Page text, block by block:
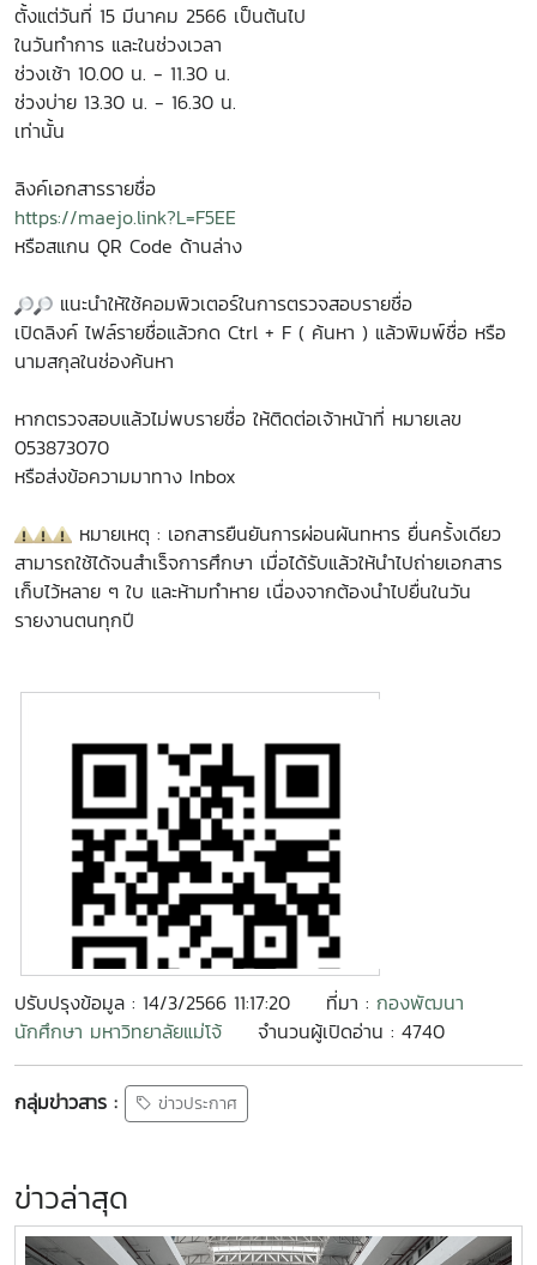
ตั้งแต่วันที่ 15 มีนาคม 2566 เป็นต้นไป
ในวันทำการ และในช่วงเวลา
ช่วงเช้า 10.00 น. - 11.30 น.
ช่วงบ่าย 13.30 น. - 16.30 น.
เท่านั้น
ลิงค์เอกสารรายชื่อ
https://maejo.link?L=F5EE
หรือสแกน QR Code ด้านล่าง
แนะนำให้ใช้คอมพิวเตอร์ในการตรวจสอบรายชื่อ
เปิดลิงค์ ไฟล์รายชื่อแล้วกด Ctrl + F ( ค้นหา ) แล้วพิมพ์ชื่อ หรือ
นามสกุลในช่องค้นหา
หากตรวจสอบแล้วไม่พบรายชื่อ ให้ติดต่อเจ้าหน้าที่ หมายเลข
053873070
หรือส่งข้อความมาทาง Inbox
หมายเหตุ : เอกสารยืนยันการผ่อนผันทหาร ยื่นครั้งเดียว
สามารถใช้ได้จนสำเร็จการศึกษา เมื่อได้รับแล้วให้นำไปถ่ายเอกสาร
เก็บไว้หลาย ๆ ใบ และห้ามทำหาย เนื่องจากต้องนำไปยื่นในวัน
รายงานตนทุกปี
ปรับปรุงข้อมูล : 14/3/2566 11:17:20 ที่มา : กองพัฒนา
นักศึกษา มหาวิทยาลัยแม่โจ้
จำนวนผู้เปิดอ่าน : 4740
กลุ่มข่าวสาร : ข่าวประกาศ
ข่าวล่าสุด